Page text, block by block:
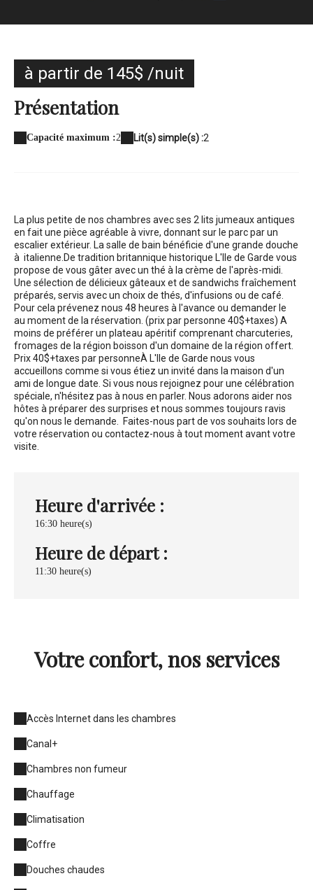
à partir de 145$ /nuit
Présentation
Capacité maximum :2 Lit(s) simple(s) :2
La plus petite de nos chambres avec ses 2 lits jumeaux antiques
en fait une pièce agréable à vivre, donnant sur le parc par un
escalier extérieur. La salle de bain bénéficie d'une grande douche
à italienne.De tradition britannique historique L'Ile de Garde vous
propose de vous gâter avec un thé à la crème de l'après-midi.
Une sélection de délicieux gâteaux et de sandwichs fraîchement
préparés, servis avec un choix de thés, d'infusions ou de café.
Pour cela prévenez nous 48 heures à l'avance ou demander le
au moment de la réservation. (prix par personne 40$+taxes) A
moins de préférer un plateau apéritif comprenant charcuteries,
fromages de la région boisson d'un domaine de la région offert.
Prix 40$+taxes par personneÀ L'Ile de Garde nous vous
accueillons comme si vous étiez un invité dans la maison d'un
ami de longue date. Si vous nous rejoignez pour une célébration
spéciale, n'hésitez pas à nous en parler. Nous adorons aider nos
hôtes à préparer des surprises et nous sommes toujours ravis
qu'on nous le demande. Faites-nous part de vos souhaits lors de
votre réservation ou contactez-nous à tout moment avant votre
visite.
Heure d'arrivée :
16:30 heure(s)
Heure de départ :
11:30 heure(s)
Votre confort, nos services
Accès Internet dans les chambres
Canal+
Chambres non fumeur
Chauffage
Climatisation
Coffre
Douches chaudes